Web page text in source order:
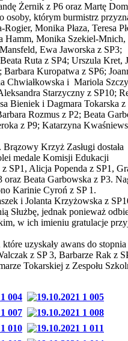
Żernik z P6 oraz Martę
osoby, którym burmistrz
Monika Płaza, Teresa
Hamm, Monika Szekiel-Mnich,
Ewa Jaworska z SP3;
Ruta z SP4; Urszula Kret,
Kuropatwa z SP6;
Chwiałkowska i Mariola
Starzyczny z SP10;
Bieniek i Dagmara Tokarska z
Rozmus z P2; Beata
z P9; Katarzyna
Krzyż Zasługi dostała
medale Komisji Edukacji
SP1, Alicja Popenda z SP1,
Beata Garbowska z P3.
Karinie Cyroń z SP 1.
i Jolanta Krzyżowska z
Służbę, jednak ponieważ
w ich imieniu gratulacje
uzyskały awans do stopnia
z SP 3, Barbarze Rak z
Tokarskiej z Zespołu